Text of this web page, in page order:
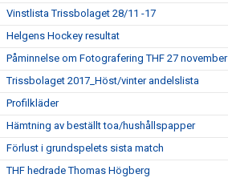
Vinstlista Trissbolaget 28/11 -17
Helgens Hockey resultat
Påminnelse om Fotografering THF 27 november
Trissbolaget 2017_Höst/vinter andelslista
Profilkläder
Hämtning av beställt toa/hushållspapper
Förlust i grundspelets sista match
THF hedrade Thomas Högberg